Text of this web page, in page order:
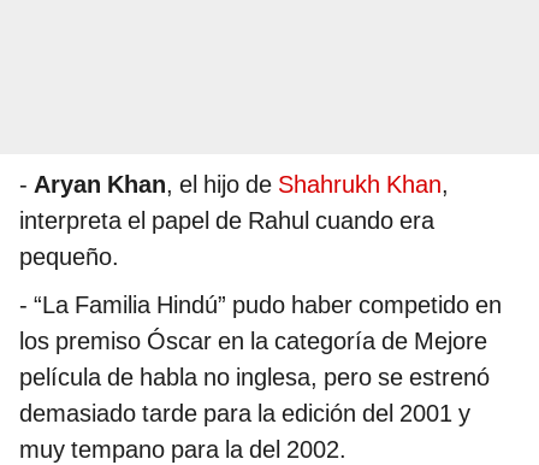
- Aryan Khan, el hijo de Shahrukh Khan,
interpreta el papel de Rahul cuando era
pequeño.
- “La Familia Hindú” pudo haber competido en
los premiso Óscar en la categoría de Mejore
película de habla no inglesa, pero se estrenó
demasiado tarde para la edición del 2001 y
muy tempano para la del 2002.